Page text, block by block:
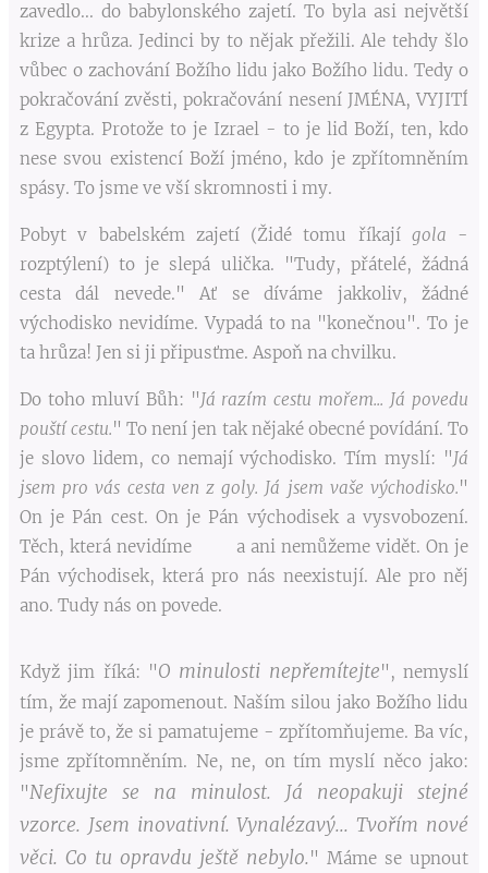
zavedlo... do babylonského zajetí. To byla asi největší
krize a hrůza. Jedinci by to nějak přežili. Ale tehdy šlo
vůbec o zachování Božího lidu jako Božího lidu. Tedy o
pokračování zvěsti, pokračování nesení JMÉNA, VYJITÍ
z Egypta. Protože to je Izrael - to je lid Boží, ten, kdo
nese svou existencí Boží jméno, kdo je zpřítomněním
spásy. To jsme ve vší skromnosti i my.
Pobyt v babelském zajetí (Židé tomu říkají gola -
rozptýlení) to je slepá ulička. "Tudy, přátelé, žádná
cesta dál nevede." Ať se díváme jakkoliv, žádné
východisko nevidíme. Vypadá to na "konečnou". To je
ta hrůza! Jen si ji připusťme. Aspoň na chvilku.
Do toho mluví Bůh: "Já razím cestu mořem... Já povedu
pouští cestu." To není jen tak nějaké obecné povídání. To
je slovo lidem, co nemají východisko. Tím myslí: "Já
jsem pro vás cesta ven z goly. Já jsem vaše východisko."
On je Pán cest. On je Pán východisek a vysvobození.
Těch, která nevidíme a ani nemůžeme vidět. On je
Pán východisek, která pro nás neexistují. Ale pro něj
ano. Tudy nás on povede.
Když jim říká: "O minulosti nepřemítejte", nemyslí
tím, že mají zapomenout. Naším silou jako Božího lidu
je právě to, že si pamatujeme - zpřítomňujeme. Ba víc,
jsme zpřítomněním. Ne, ne, on tím myslí něco jako:
"Nefixujte se na minulost. Já neopakuji stejné
vzorce. Jsem inovativní. Vynalézavý... Tvořím nové
věci. Co tu opravdu ještě nebylo. " Máme se upnout